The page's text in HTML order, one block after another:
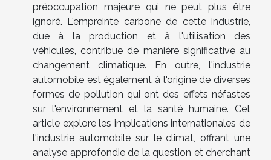
préoccupation majeure qui ne peut plus être
ignoré. L'empreinte carbone de cette industrie,
due à la production et à l'utilisation des
véhicules, contribue de manière significative au
changement climatique. En outre, l'industrie
automobile est également à l'origine de diverses
formes de pollution qui ont des effets néfastes
sur l'environnement et la santé humaine. Cet
article explore les implications internationales de
l'industrie automobile sur le climat, offrant une
analyse approfondie de la question et cherchant